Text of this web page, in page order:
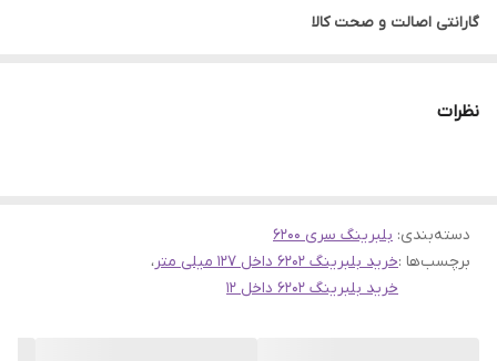
گارانتی اصالت و صحت کالا
نظرات
دسته‌بندی: بلبرینگ سری 6200
برچسب‌ها :خرید بلبرینگ 6202 داخل 127 میلی متر
،
خرید بلبرینگ 6202 داخل 12